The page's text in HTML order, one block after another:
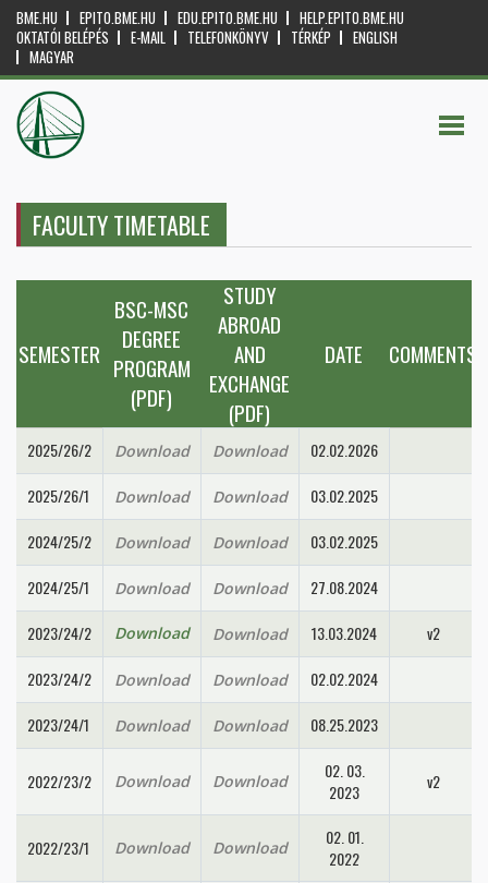
BME.HU EPITO.BME.HU EDU.EPITO.BME.HU
HELP.EPITO.BME.HU
OKTATÓI BELÉPÉS
E-MAIL TELEFONKÖNYV TÉRKÉP
ENGLISH
MAGYAR
FACULTY TIMETABLE
SEMESTER
BSC-MSC
DEGREE
PROGRAM
(PDF)
STUDY
ABROAD
AND
EXCHANGE
(PDF)
DATE COMMENTS
2025/26/2 Download Download
02.02.2026
2025/26/1
Download Download
03.02.2025
2024/25/2
Download Download
03.02.2025
2024/25/1
Download Download
27.08.2024
2023/24/2
Download Download 13.03.2024
v2
2023/24/2
Download Download
02.02.2024
2023/24/1
Download Download 08.25.2023
2022/23/2 Download Download
02. 03.
2023
v2
2022/23/1 Download Download
02. 01.
2022